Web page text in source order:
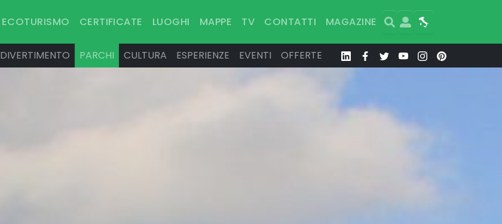
ECOTURISMO CERTIFICATE LUOGHI MAPPE TV CONTATTI MAGAZINE Search
User Map
DIVERTIMENTO PARCHI CULTURA ESPERIENZE EVENTI OFFERTE